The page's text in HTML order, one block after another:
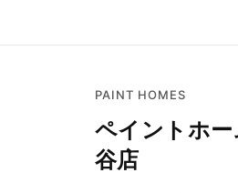
PAINT HOMES
ペイントホ
谷店